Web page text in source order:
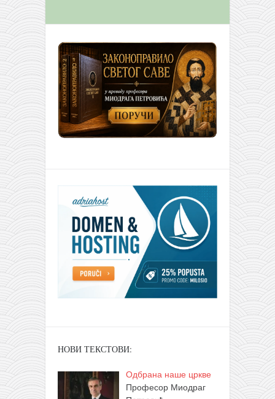
НОВИ ТЕКСТОВИ:
Одбрана наше цркве
Професор Миодраг